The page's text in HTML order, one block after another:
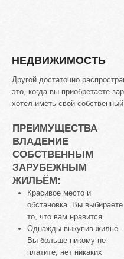
НЕДВИЖИМОСТЬ
Другой достаточно
это, когда вы приобретаете
хотел иметь свой
ПРЕИМУЩЕСТВА
ВЛАДЕНИЕ
СОБСТВЕННЫМ
ЗАРУБЕЖНЫМ
ЖИЛЬЁМ:
Красивое место и
обстановка. Вы выбираете
то, что вам нравится.
Однажды выкупив жильё.
Вы больше никому не
платите, нет никаких